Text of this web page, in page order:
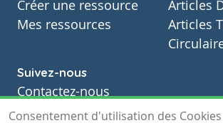
Créer une ressource
Mes ressources
Articles
Articles
Suivez-nous
Contactez-nous
Soutien scolaire
Consentement d'utilisation des Cookies